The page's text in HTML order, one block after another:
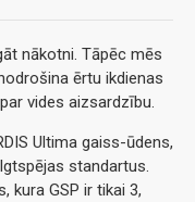
nākotni. Tāpēc mēs
ērtu ikdienas
vides aizsardzību.
Ultima gaiss-ūdens,
standartus.
kura GSP ir tikai 3,